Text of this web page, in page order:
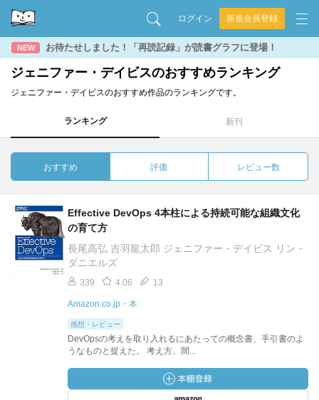
ログイン 新規会員登録
NEW お待たせしました！「再読記録」が読書グラフに登場！
ジェニファー・デイビスのおすすめランキング
ジェニファー・デイビスのおすすめ作品のランキングです。
ランキング 新刊
おすすめ 評価 レビュー数
Effective DevOps 4本柱による持続可能な組織文化
の育て方
長尾高弘 吉羽龍太郎 ジェニファー・デイビス リン・
ダニエルズ
339 4.06 13
Amazon.co.jp・本
感想・レビュー
DevOpsの考えを取り入れるにあたっての概念書、手引書のよ
うなものと捉えた。 考え方、間...